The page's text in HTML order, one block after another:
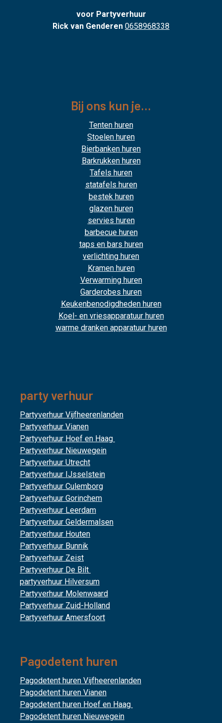
voor Partyverhuur
Rick van Genderen 0658968338
Bij ons kun je...
Tenten huren
Stoelen huren
Bierbanken huren
Barkrukken huren
Tafels huren
statafels huren
bestek huren
glazen huren
servies huren
barbecue huren
taps en bars huren
verlichting huren
Kramen huren
Verwarming huren
Garderobes huren
Keukenbenodigdheden huren
Koel- en vriesapparatuur huren
warme dranken apparatuur huren
party verhuur
Partyverhuur Vijfheerenlanden
Partyverhuur Vianen
Partyverhuur Hoef en Haag
Partyverhuur Nieuwegein
Partyverhuur Utrecht
Partyverhuur IJsselstein
Partyverhuur Culemborg
Partyverhuur Gorinchem
Partyverhuur Leerdam
Partyverhuur Geldermalsen
Partyverhuur Houten
Partyverhuur Bunnik
Partyverhuur Zeist
Partyverhuur De Bilt
partyverhuur Hilversum
Partyverhuur Molenwaard
Partyverhuur Zuid-Holland
Partyverhuur Amersfoort
Pagodetent huren
Pagodetent huren Vijfheerenlanden
Pagodetent huren Vianen
Pagodetent huren Hoef en Haag
Pagodetent huren Nieuwegein